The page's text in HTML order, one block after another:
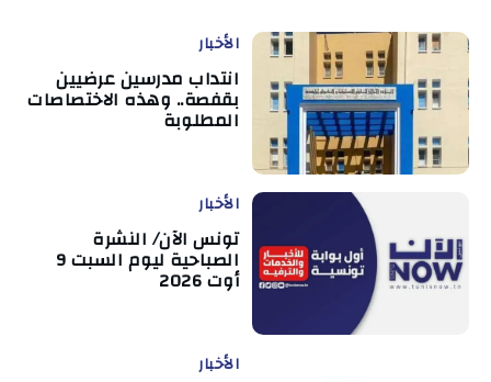
الأخبار
انتداب مدرسين عرضيين
بقفصة.. وهذه الاختصاصات
المطلوبة
الأخبار
تونس الآن/ النشرة
الصباحية ليوم السبت 9
أوت 2026
الأخبار